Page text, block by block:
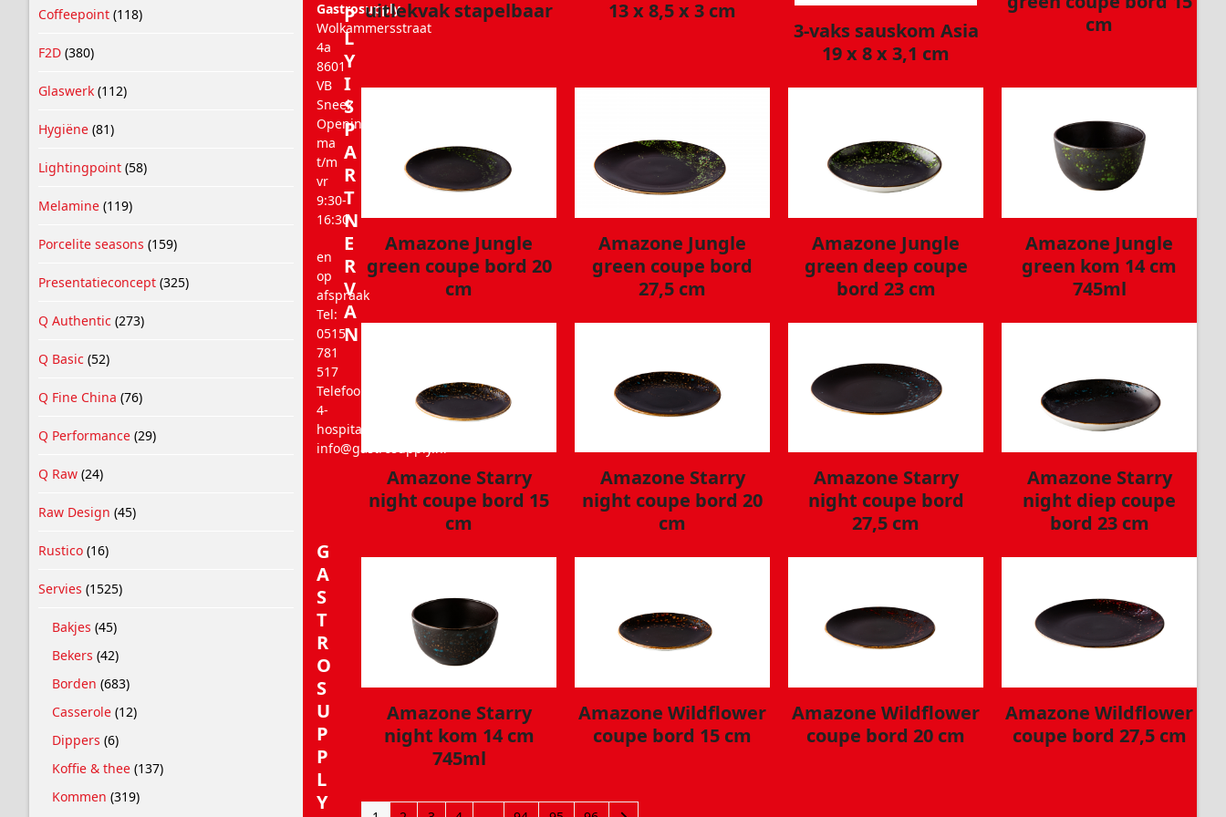
uitlekvak stapelbaar
13 x 8,5 x 3 cm
3-vaks sauskom Asia
19 x 8 x 3,1 cm
cm
Amazone Jungle
green coupe bord 20
cm
Amazone Jungle
green coupe bord
27,5 cm
Amazone Jungle
green deep coupe
bord 23 cm
Amazone Jungle
green kom 14 cm
745ml
Amazone Starry
night coupe bord 15
cm
Amazone Starry
night coupe bord 20
cm
Amazone Starry
night coupe bord
27,5 cm
Amazone Starry
night diep coupe
bord 23 cm
Amazone Starry
night kom 14 cm
745ml
Amazone Wildflower
coupe bord 15 cm
Amazone Wildflower
coupe bord 20 cm
Amazone Wildflower
coupe bord 27,5 cm
Coffeepoint (118)
F2D (380)
Glaswerk (112)
Hygiëne (81)
Lightingpoint (58)
Melamine (119)
Porcelite seasons (159)
Presentatieconcept (325)
Q Authentic (273)
Q Basic (52)
Q Fine China (76)
Q Performance (29)
Q Raw (24)
Raw Design (45)
Rustico (16)
Servies (1525)
Bakjes (45)
Bekers (42)
Borden (683)
Casserole (12)
Dippers (6)
Koffie & thee (137)
Kommen (319)
Gastrosupply
Wolkammersstraat
4a
8601
VB
Sneek
Openingstijden:
ma
t/m
vr
9:30-
16:30
en
op
afspraak
Tel:
0515
781
517
Telefoonnummer
4-
hospitality.nl
info@gastrosupply.nl
P
L
Y
I
S
P
A
R
T
N
E
R
V
A
N
G
A
S
T
R
O
S
U
P
P
L
Y